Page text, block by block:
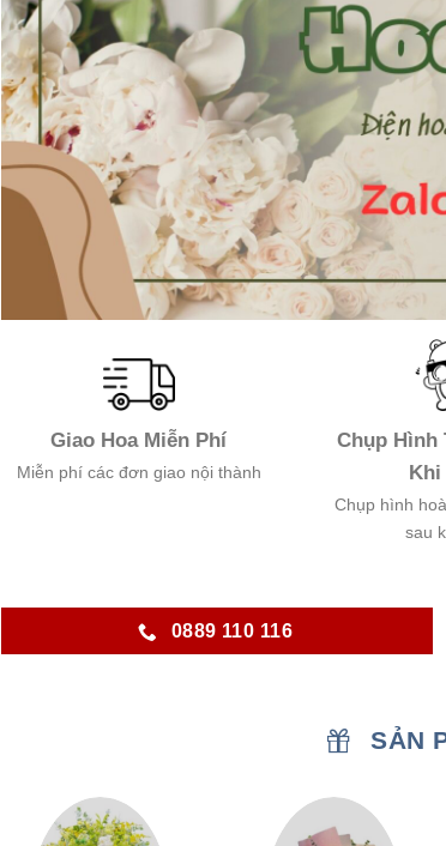
Giao Hoa Miễn Phí
Miễn phí các đơn giao nội thành
Chụp Hình
Khi
Chụp hình
sau
0889 110 116
SẢN